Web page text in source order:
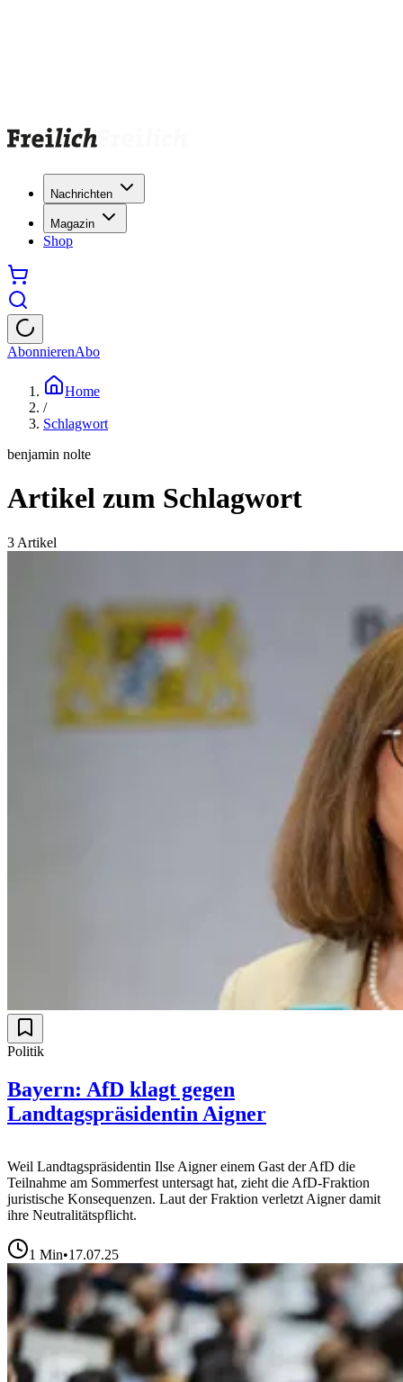
Nachrichten
Magazin
Shop
AbonnierenAbo
Home
/
Schlagwort
benjamin nolte
Artikel zum Schlagwort
3 Artikel
Politik
Bayern: AfD klagt gegen
Landtagspräsidentin Aigner
Weil Landtagspräsidentin Ilse Aigner einem Gast der AfD die
Teilnahme am Sommerfest untersagt hat, zieht die AfD-Fraktion
juristische Konsequenzen. Laut der Fraktion verletzt Aigner damit
ihre Neutralitätspflicht.
1 Min•17.07.25